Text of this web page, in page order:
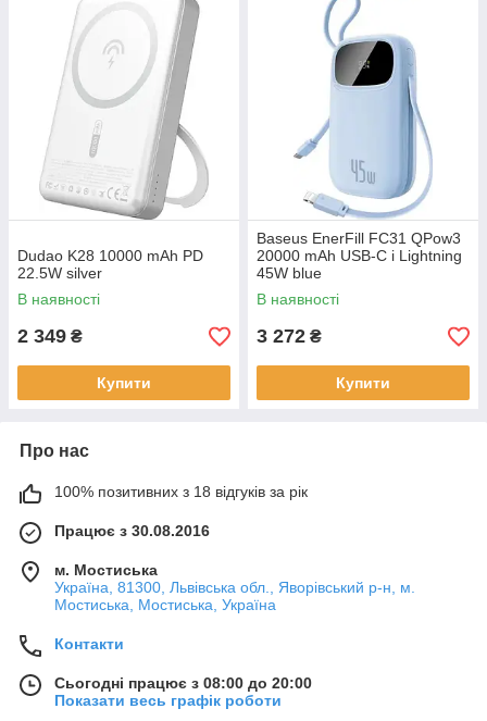
Dudao K28 10000 mAh PD
22.5W silver
В наявності
2 349 ₴
Купити
Baseus EnerFill FC31 QPow3
20000 mAh USB-C i Lightning
45W blue
В наявності
3 272 ₴
Купити
Про нас
100% позитивних з 18 відгуків за рік
Працює з 30.08.2016
м. Мостиська
Україна, 81300, Львівська обл., Яворівський р-н, м.
Мостиська, Мостиська, Україна
Контакти
Сьогодні працює з 08:00 до 20:00
Показати весь графік роботи